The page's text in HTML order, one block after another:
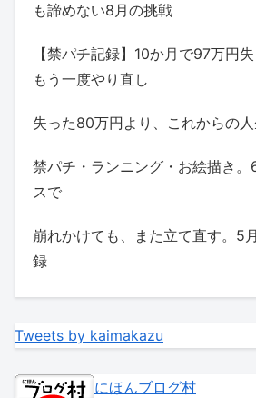
も諦めない8月の挑戦
【禁パチ記録】10か月で97万円
もう一度やり直し
失った80万円より、これからの
禁パチ・ランニング・お絵描き
スで
崩れかけても、また立て直す。5
録
Tweets by kaimakazu
にほんブログ村